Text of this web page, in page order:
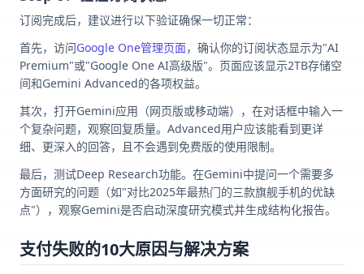
订阅完成后，建议进行以下验证确保一切正常：
首先，访问Google One管理页面，确认你的订阅状态显示为"AI
Premium"或"Google One AI高级版"。页面应该显示2TB存储空
间和Gemini Advanced的各项权益。
其次，打开Gemini应用（网页版或移动端），在对话框中输入一
个复杂问题，观察回复质量。Advanced用户应该能看到更详
细、更深入的回答，且不会遇到免费版的使用限制。
最后，测试Deep Research功能。在Gemini中提问一个需要多
方面研究的问题（如"对比2025年最热门的三款旗舰手机的优缺
点"），观察Gemini是否启动深度研究模式并生成结构化报告。
支付失败的10大原因与解决方案